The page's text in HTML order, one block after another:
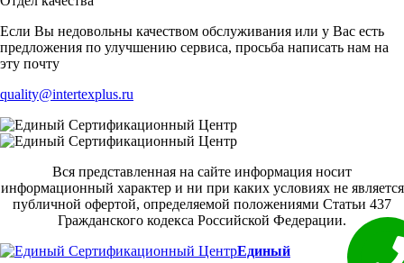
Если Вы недовольны качеством обслуживания или у Вас есть
предложения по улучшению сервиса, просьба написать нам на
эту почту
quality@intertexplus.ru
Вся представленная на сайте информация носит
информационный характер и ни при каких условиях не является
публичной офертой, определяемой положениями Статьи 437
Гражданского кодекса Российской Федерации.
Единый